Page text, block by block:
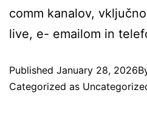
comm kanalov,
live, e- emailom in
Published January 28, 2026
Categorized as